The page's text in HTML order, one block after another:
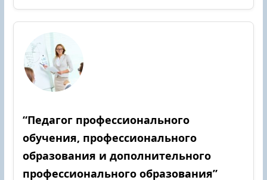
“Педагог профессионального
обучения, профессионального
образования и дополнительного
профессионального образования”